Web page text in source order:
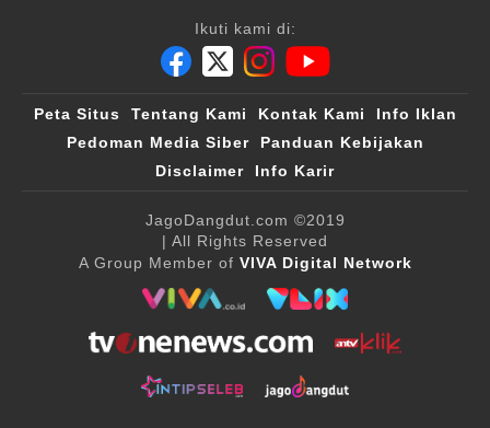
Ikuti kami di:
Peta Situs Tentang Kami Kontak Kami
Info Iklan
Pedoman Media Siber
Panduan Kebijakan
Disclaimer
Info Karir
JagoDangdut.com ©2019
| All Rights Reserved
A Group Member of VIVA Digital Network